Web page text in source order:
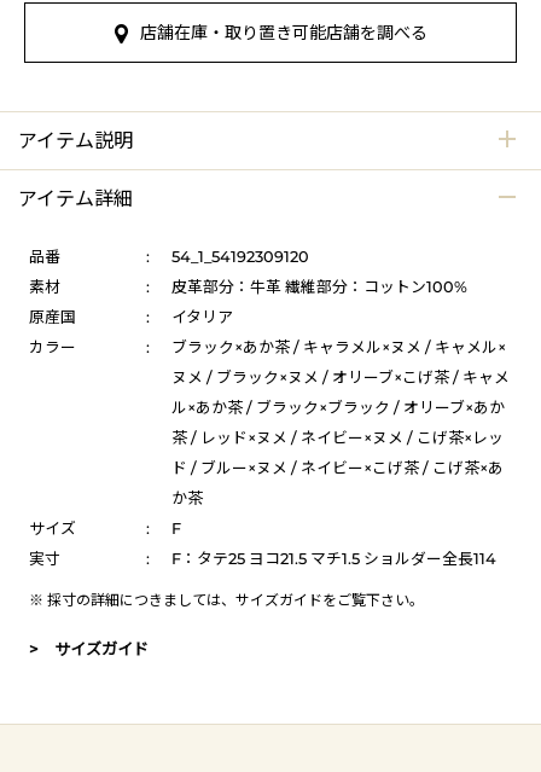
店舗在庫・取り置き可能店舗を調べる
アイテム説明
アイテム詳細
品番 :
54_1_54192309120
素材
:
皮革部分：牛革 繊維部分：コットン100%
原産国
:
イタリア
カラー
:
ブラック×あか茶 / キャラメル×ヌメ / キャメル×
ヌメ / ブラック×ヌメ / オリーブ×こげ茶 / キャメ
ル×あか茶 / ブラック×ブラック / オリーブ×あか
茶 / レッド×ヌメ / ネイビー×ヌメ / こげ茶×レッ
ド / ブルー×ヌメ / ネイビー×こげ茶 / こげ茶×あ
か茶
サイズ
:
F
実寸
: F：タテ25 ヨコ21.5 マチ1.5 ショルダー全長114
※ 採寸の詳細につきましては、 サイズガイドをご覧下さい。
> サイズガイド